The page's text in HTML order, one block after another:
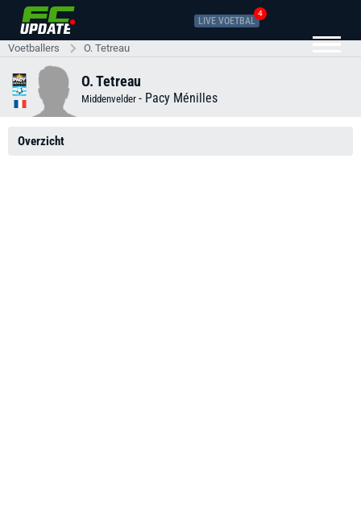
LIVE VOETBAL
4
Voetballers O. Tetreau
O. Tetreau
Middenvelder - Pacy Ménilles
Overzicht